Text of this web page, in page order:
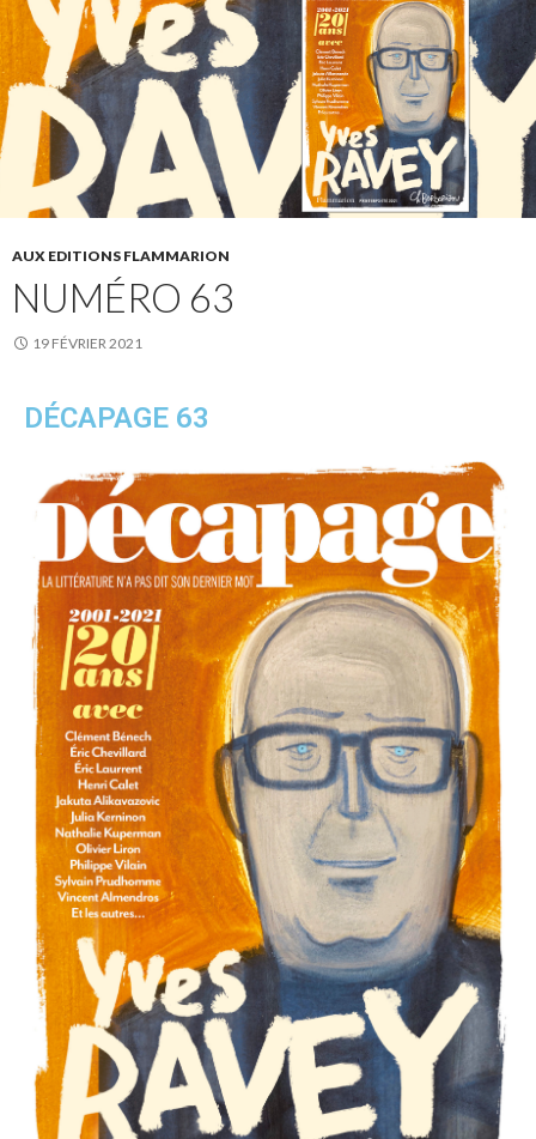
AUX EDITIONS FLAMMARION
NUMÉRO 63
19 FÉVRIER 2021
DÉCAPAGE 63